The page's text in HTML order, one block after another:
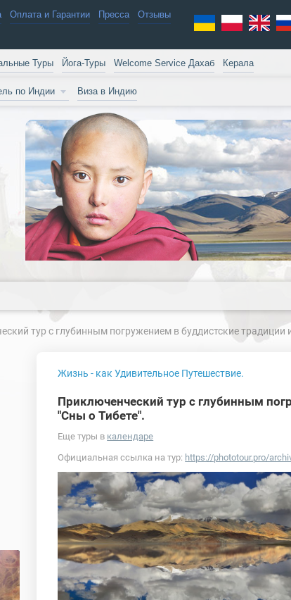
Оплата и Гарантии Пресса
Отзывы
Туры Йога-Туры Welcome Service Дахаб Керала
по Индии Виза в Индию
тур с глубинным погружением в буддистские традиции
Жизнь - как Удивительное Путешествие.
Приключенческий тур с глубинным
"Сны о Тибете".
Еще туры в календаре
Официальная ссылка на тур: https://phototour.pro/